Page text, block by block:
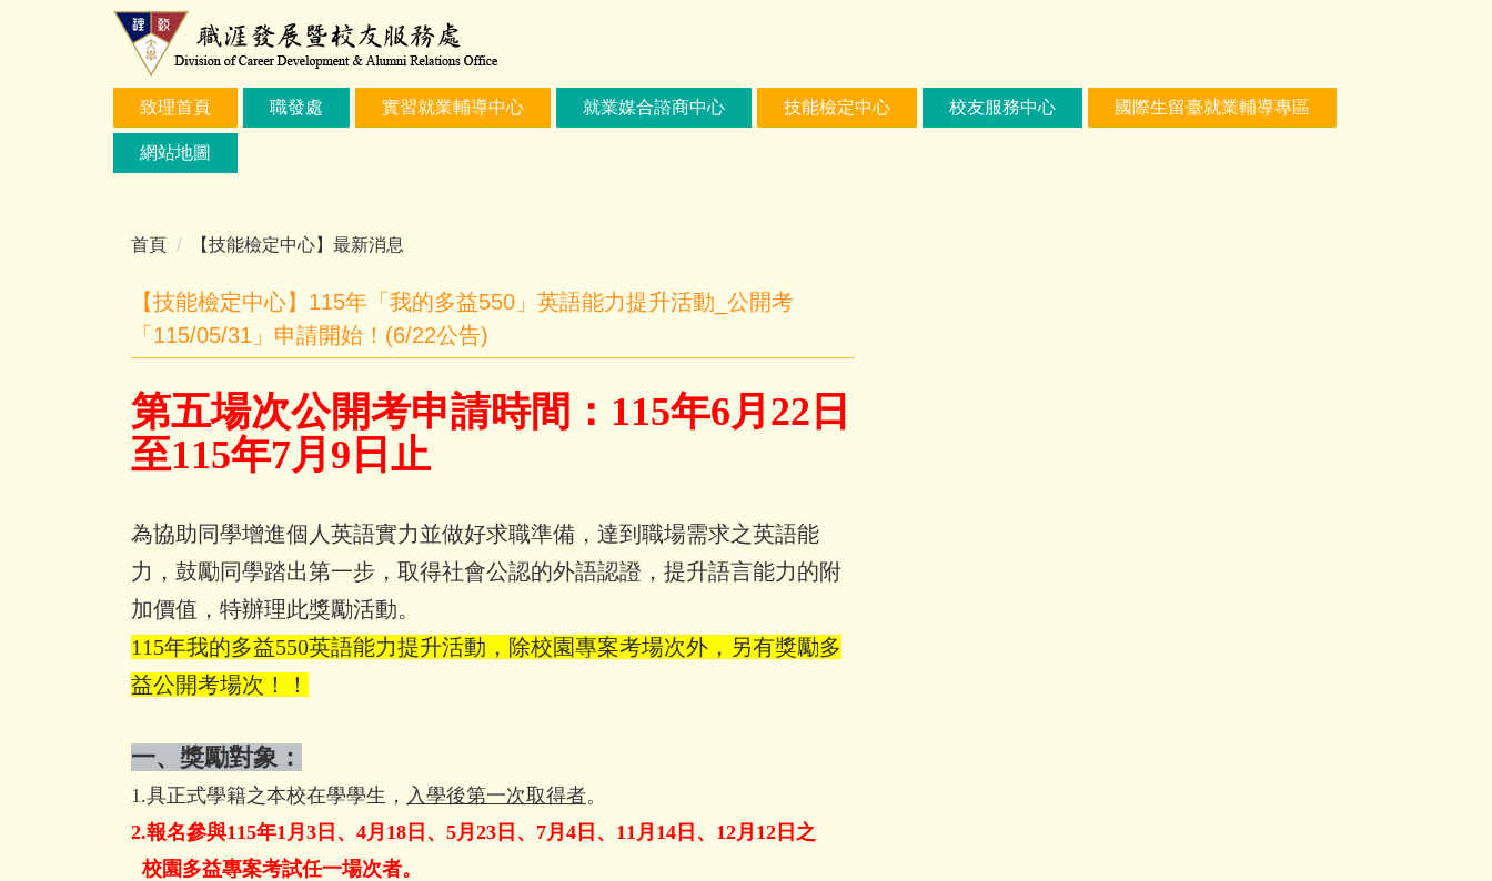
致理首頁 職發處 實習就業輔導中心 就業媒合諮商中心 技能檢定中心 校友服務中心 國際生留臺就業輔導專區
網站地圖
首頁 【技能檢定中心】最新消息
【技能檢定中心】115年「我的多益550」英語能力提升活動_公開考
「115/05/31」申請開始！(6/22公告)
第五場次公開考申請時間：115年6月22日
至115年7月9日止
為協助同學增進個人英語實力並做好求職準備，達到職場需求之英語能
力，鼓勵同學踏出第一步，取得社會公認的外語認證，提升語言能力的附
加價值，特辦理此獎勵活動。
115年我的多益550英語能力提升活動，除校園專案考場次外，另有獎勵多
益公開考場次！！
一、獎勵對象：
1.具正式學籍之本校在學學生， 入學後第一次取得者。
2.報名參與115年1月3日、4月18日、5月23日、7月4日 、11月14日、12月12日 之
校園多益專案考試任一場次者。